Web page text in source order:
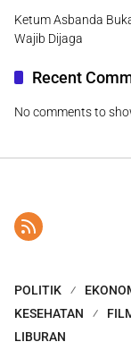
Ketum Asbanda
Wajib Dijaga
Recent
No comments to
POLITIK
KESEHATAN
LIBURAN